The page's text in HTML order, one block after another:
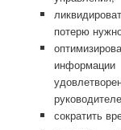
потерю
сократить